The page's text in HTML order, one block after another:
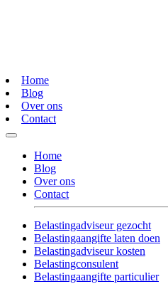
Home
Blog
Over ons
Contact
Home
Blog
Over ons
Contact
Belastingadviseur gezocht
Belastingaangifte laten doen
Belastingadviseur kosten
Belastingconsulent
Belastingaangifte particulier